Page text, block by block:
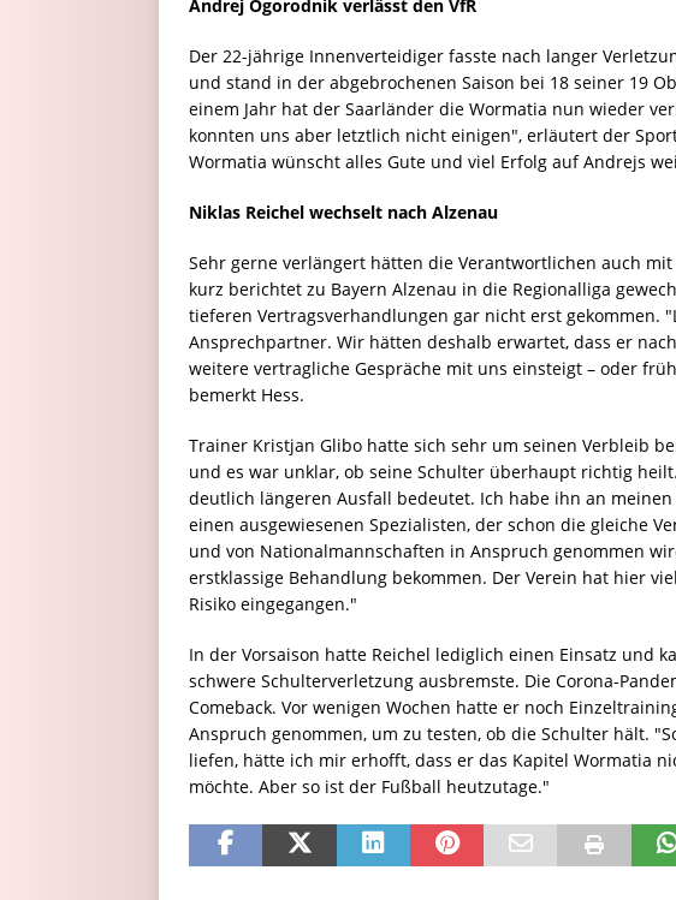
Andrej Ogorodnik verlässt den VfR
Der 22-jährige Innenverteidiger fasste nach langer
und stand in der abgebrochenen Saison bei 18 seiner 19
einem Jahr hat der Saarländer die Wormatia nun wieder
konnten uns aber letztlich nicht einigen", erläutert der
Wormatia wünscht alles Gute und viel Erfolg auf Andrejs
Niklas Reichel wechselt nach Alzenau
Sehr gerne verlängert hätten die Verantwortlichen auch
kurz berichtet zu Bayern Alzenau in die Regionalliga
tieferen Vertragsverhandlungen gar nicht erst gekommen.
Ansprechpartner. Wir hätten deshalb erwartet, dass er
weitere vertragliche Gespräche mit uns einsteigt – oder
bemerkt Hess.
Trainer Kristjan Glibo hatte sich sehr um seinen Verbleib
und es war unklar, ob seine Schulter überhaupt richtig
deutlich längeren Ausfall bedeutet. Ich habe ihn an
einen ausgewiesenen Spezialisten, der schon die gleiche
und von Nationalmannschaften in Anspruch genommen
erstklassige Behandlung bekommen. Der Verein hat hier
Risiko eingegangen."
In der Vorsaison hatte Reichel lediglich einen Einsatz und
schwere Schulterverletzung ausbremste. Die Corona-
Comeback. Vor wenigen Wochen hatte er noch
Anspruch genommen, um zu testen, ob die Schulter hält.
liefen, hätte ich mir erhofft, dass er das Kapitel Wormatia
möchte. Aber so ist der Fußball heutzutage."